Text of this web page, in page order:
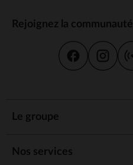
Rejoignez la communauté
Le groupe
Nos services